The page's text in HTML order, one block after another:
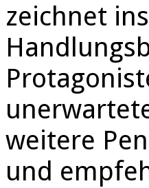
zeichnet
weitere
und